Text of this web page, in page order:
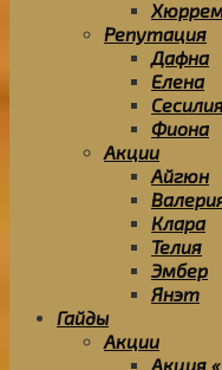
Репутация
Дафна
Елена
Фиона
Акции
Айгюн
Клара
Телия
Эмбер
Янэт
Гайды
Акции
Акция